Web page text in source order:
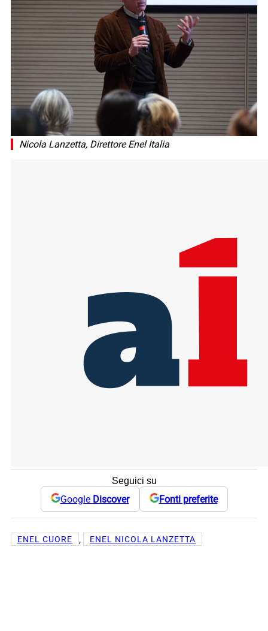
Nicola Lanzetta, Direttore Enel Italia
Seguici su
Google Discover Fonti preferite
ENEL CUORE , ENEL NICOLA LANZETTA